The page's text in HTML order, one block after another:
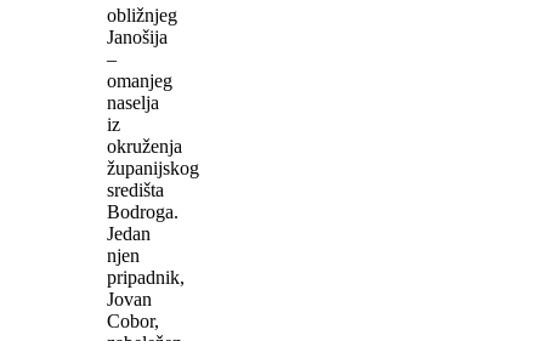
obližnjeg
Janošija
–
omanjeg
naselja
iz
okruženja
županijskog
središta
Bodroga.
Jedan
njen
pripadnik,
Jovan
Cobor,